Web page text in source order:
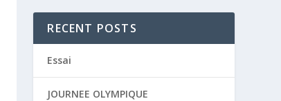
RECENT POSTS
Essai
JOURNEE OLYMPIQUE